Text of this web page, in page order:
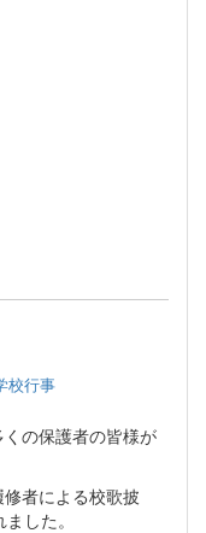
校行事
の保護者の皆様が
者による校歌披
した。